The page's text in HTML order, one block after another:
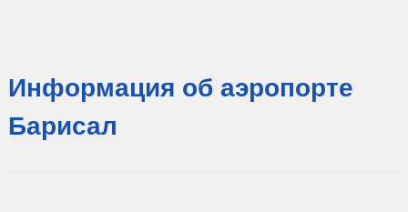
Информация об аэропорте
Барисал